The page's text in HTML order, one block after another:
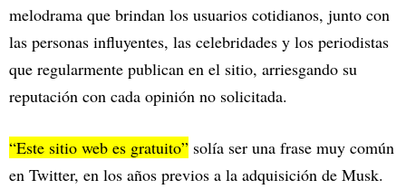
melodrama que brindan los usuarios cotidianos, junto con
las personas influyentes, las celebridades y los periodistas
que regularmente publican en el sitio, arriesgando su
reputación con cada opinión no solicitada.
“Este sitio web es gratuito” solía ser una frase muy común
en Twitter, en los años previos a la adquisición de Musk.